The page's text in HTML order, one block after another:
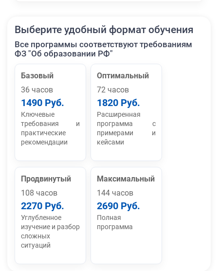
Выберите удобный формат обучения
Все программы соответствуют требованиям
ФЗ "Об образовании РФ"
Базовый
36 часов
1490 Руб.
Ключевые
требования и
практические
рекомендации
Оптимальный
72 часов
1820 Руб.
Расширенная
программа с
примерами и
кейсами
Продвинутый
108 часов
2270 Руб.
Углубленное
изучение и разбор
сложных
ситуаций
Максимальный
144 часов
2690 Руб.
Полная
программа